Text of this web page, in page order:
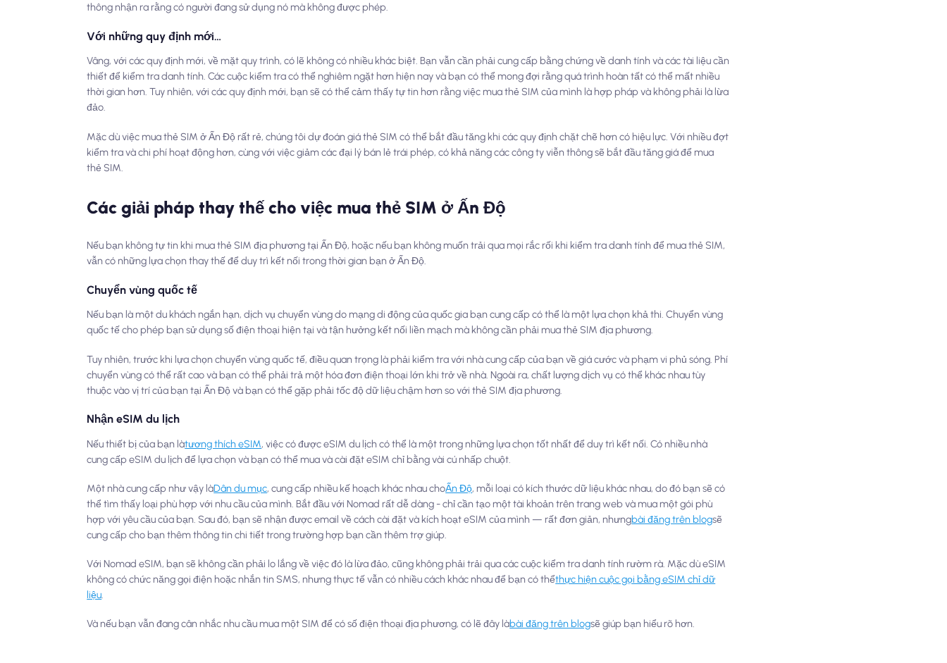
thông nhận ra rằng có người đang sử dụng nó mà không được phép.
Với những quy định mới…
Vâng, với các quy định mới, về mặt quy trình, có lẽ không có nhiều khác biệt. Bạn vẫn cần phải cung cấp bằng chứng về danh tính và các tài liệu cần
thiết để kiểm tra danh tính. Các cuộc kiểm tra có thể nghiêm ngặt hơn hiện nay và bạn có thể mong đợi rằng quá trình hoàn tất có thể mất nhiều
thời gian hơn. Tuy nhiên, với các quy định mới, bạn sẽ có thể cảm thấy tự tin hơn rằng việc mua thẻ SIM của mình là hợp pháp và không phải là lừa
đảo.
Mặc dù việc mua thẻ SIM ở Ấn Độ rất rẻ, chúng tôi dự đoán giá thẻ SIM có thể bắt đầu tăng khi các quy định chặt chẽ hơn có hiệu lực. Với nhiều đợt
kiểm tra và chi phí hoạt động hơn, cùng với việc giảm các đại lý bán lẻ trái phép, có khả năng các công ty viễn thông sẽ bắt đầu tăng giá để mua
thẻ SIM.
Các giải pháp thay thế cho việc mua thẻ SIM ở Ấn Độ
Nếu bạn không tự tin khi mua thẻ SIM địa phương tại Ấn Độ, hoặc nếu bạn không muốn trải qua mọi rắc rối khi kiểm tra danh tính để mua thẻ SIM,
vẫn có những lựa chọn thay thế để duy trì kết nối trong thời gian bạn ở Ấn Độ.
Chuyển vùng quốc tế
Nếu bạn là một du khách ngắn hạn, dịch vụ chuyển vùng do mạng di động của quốc gia bạn cung cấp có thể là một lựa chọn khả thi. Chuyển vùng
quốc tế cho phép bạn sử dụng số điện thoại hiện tại và tận hưởng kết nối liền mạch mà không cần phải mua thẻ SIM địa phương.
Tuy nhiên, trước khi lựa chọn chuyển vùng quốc tế, điều quan trọng là phải kiểm tra với nhà cung cấp của bạn về giá cước và phạm vi phủ sóng. Phí
chuyển vùng có thể rất cao và bạn có thể phải trả một hóa đơn điện thoại lớn khi trở về nhà. Ngoài ra, chất lượng dịch vụ có thể khác nhau tùy
thuộc vào vị trí của bạn tại Ấn Độ và bạn có thể gặp phải tốc độ dữ liệu chậm hơn so với thẻ SIM địa phương.
Nhận eSIM du lịch
Nếu thiết bị của bạn làtương thích eSIM, việc có được eSIM du lịch có thể là một trong những lựa chọn tốt nhất để duy trì kết nối. Có nhiều nhà
cung cấp eSIM du lịch để lựa chọn và bạn có thể mua và cài đặt eSIM chỉ bằng vài cú nhấp chuột.
Một nhà cung cấp như vậy làDân du mục, cung cấp nhiều kế hoạch khác nhau choẤn Độ, mỗi loại có kích thước dữ liệu khác nhau, do đó bạn sẽ có
thể tìm thấy loại phù hợp với nhu cầu của mình. Bắt đầu với Nomad rất dễ dàng - chỉ cần tạo một tài khoản trên trang web và mua một gói phù
hợp với yêu cầu của bạn. Sau đó, bạn sẽ nhận được email về cách cài đặt và kích hoạt eSIM của mình — rất đơn giản, nhưngbài đăng trên blogsẽ
cung cấp cho bạn thêm thông tin chi tiết trong trường hợp bạn cần thêm trợ giúp.
Với Nomad eSIM, bạn sẽ không cần phải lo lắng về việc đó là lừa đảo, cũng không phải trải qua các cuộc kiểm tra danh tính rườm rà. Mặc dù eSIM
không có chức năng gọi điện hoặc nhắn tin SMS, nhưng thực tế vẫn có nhiều cách khác nhau để bạn có thểthực hiện cuộc gọi bằng eSIM chỉ dữ
liệu.
Và nếu bạn vẫn đang cân nhắc nhu cầu mua một SIM để có số điện thoại địa phương, có lẽ đây làbài đăng trên blogsẽ giúp bạn hiểu rõ hơn.